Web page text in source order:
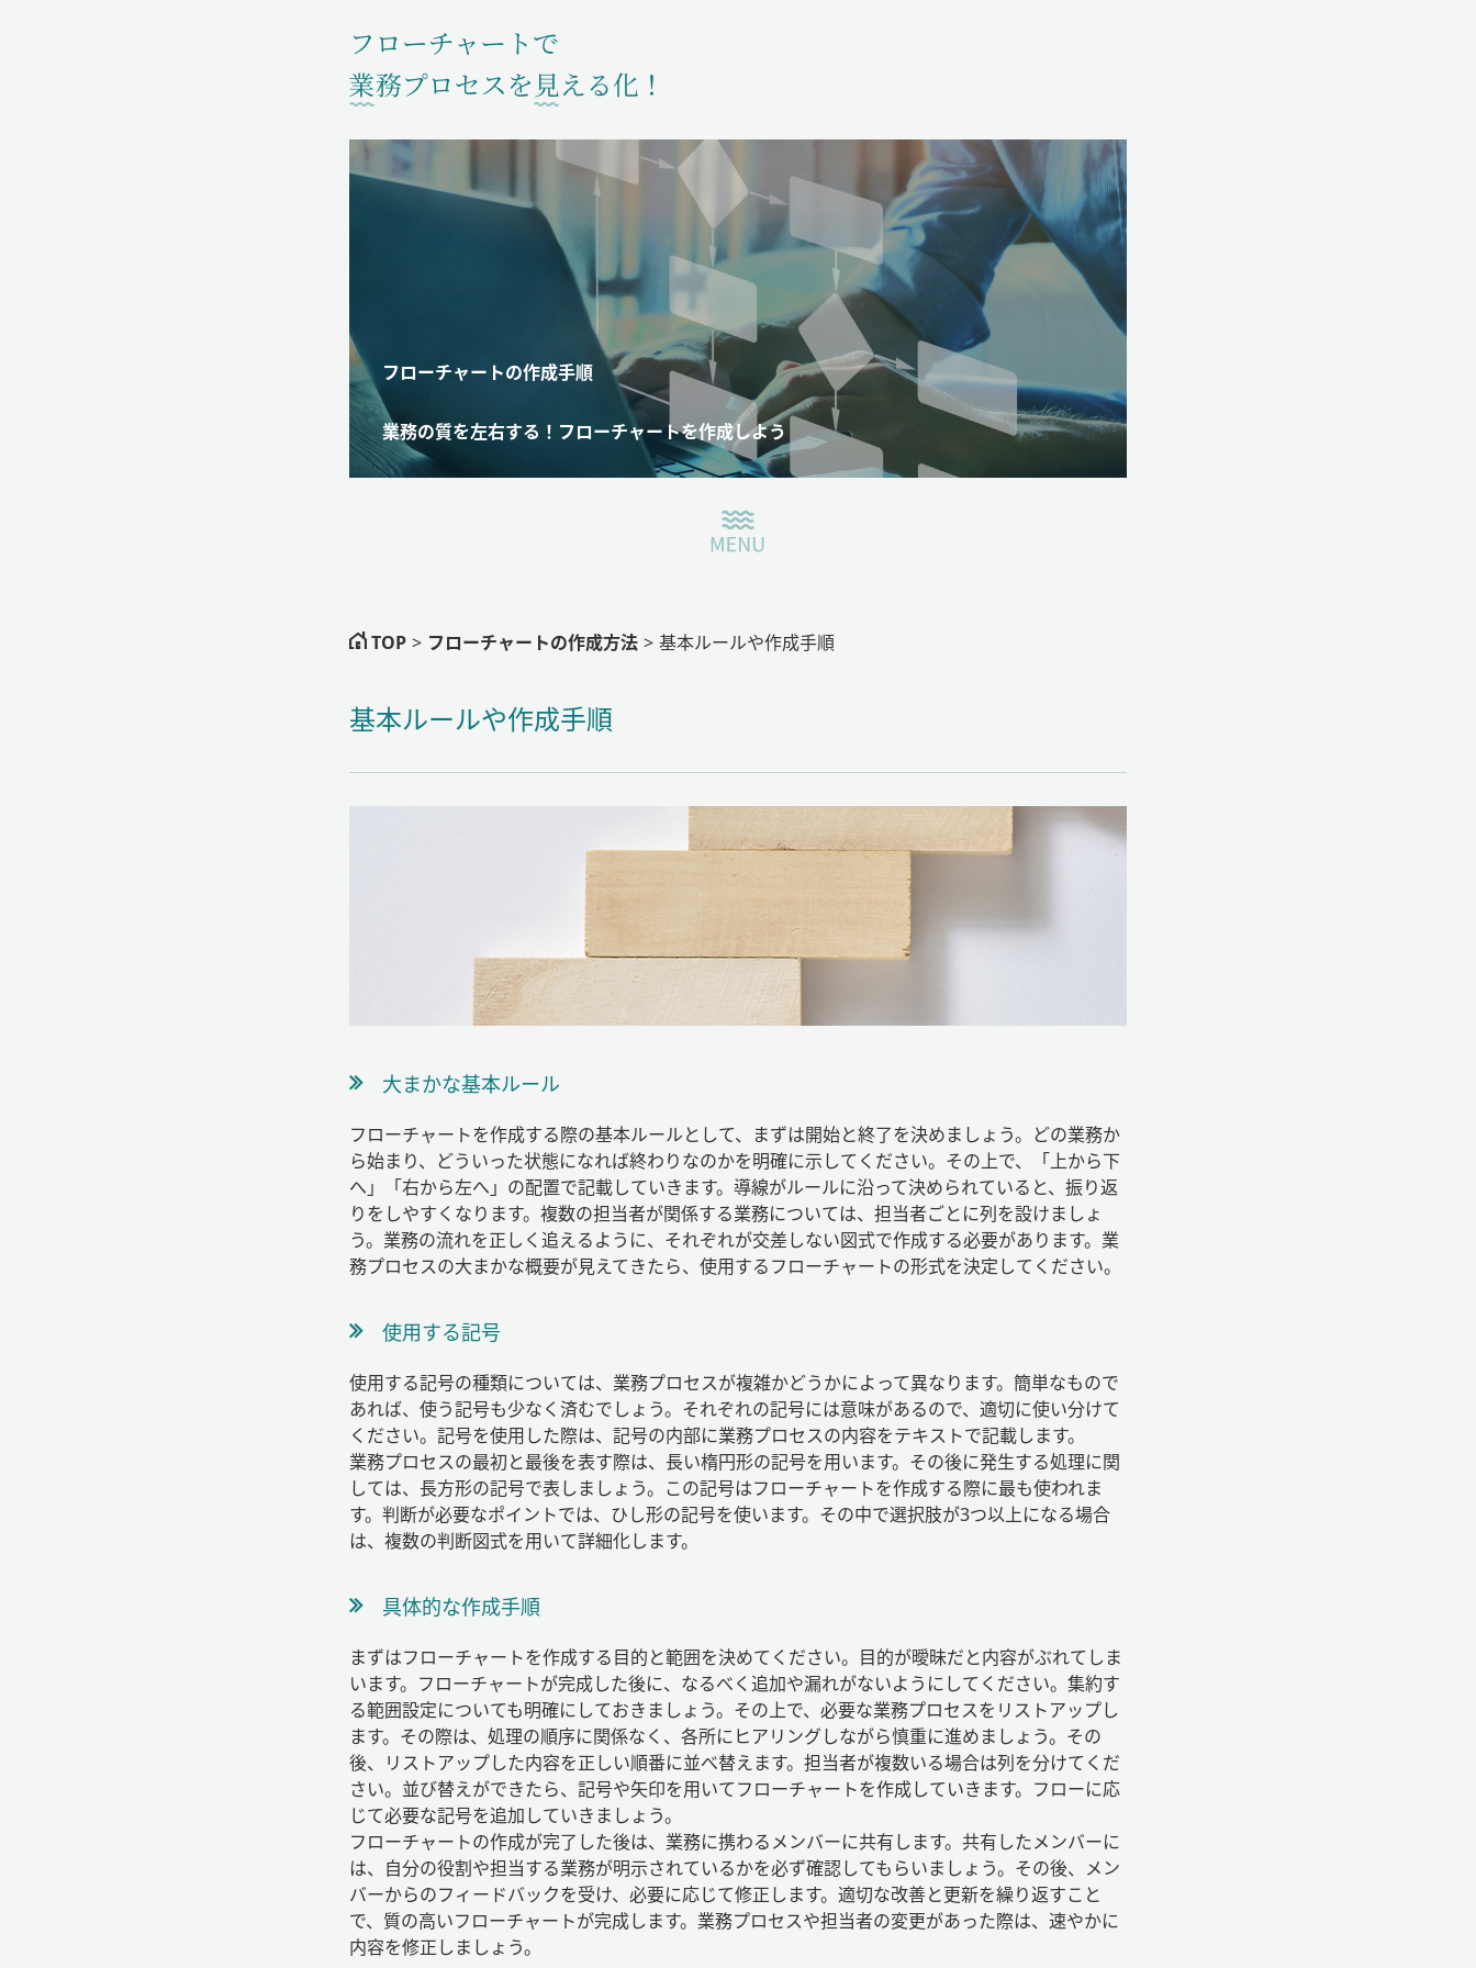
フローチャートの作成手順
業務の質を左右する！フローチャートを作成しよう
コンタクト
TOP > フローチャートの作成方法 > 基本ルールや作成手順
基本ルールや作成手順
大まかな基本ルール
フローチャートを作成する際の基本ルールとして、まずは開始と終了を決めましょう。どの業務か
ら始まり、どういった状態になれば終わりなのかを明確に示してください。その上で、「上から下
へ」「右から左へ」の配置で記載していきます。導線がルールに沿って決められていると、振り返
りをしやすくなります。複数の担当者が関係する業務については、担当者ごとに列を設けましょ
う。業務の流れを正しく追えるように、それぞれが交差しない図式で作成する必要があります。業
務プロセスの大まかな概要が見えてきたら、使用するフローチャートの形式を決定してください。
使用する記号
使用する記号の種類については、業務プロセスが複雑かどうかによって異なります。簡単なもので
あれば、使う記号も少なく済むでしょう。それぞれの記号には意味があるので、適切に使い分けて
ください。記号を使用した際は、記号の内部に業務プロセスの内容をテキストで記載します。
業務プロセスの最初と最後を表す際は、長い楕円形の記号を用います。その後に発生する処理に関
しては、長方形の記号で表しましょう。この記号はフローチャートを作成する際に最も使われま
す。判断が必要なポイントでは、ひし形の記号を使います。その中で選択肢が3つ以上になる場合
は、複数の判断図式を用いて詳細化します。
具体的な作成手順
まずはフローチャートを作成する目的と範囲を決めてください。目的が曖昧だと内容がぶれてしま
います。フローチャートが完成した後に、なるべく追加や漏れがないようにしてください。集約す
る範囲設定についても明確にしておきましょう。その上で、必要な業務プロセスをリストアップし
ます。その際は、処理の順序に関係なく、各所にヒアリングしながら慎重に進めましょう。その
後、リストアップした内容を正しい順番に並べ替えます。担当者が複数いる場合は列を分けてくだ
さい。並び替えができたら、記号や矢印を用いてフローチャートを作成していきます。フローに応
じて必要な記号を追加していきましょう。
フローチャートの作成が完了した後は、業務に携わるメンバーに共有します。共有したメンバーに
は、自分の役割や担当する業務が明示されているかを必ず確認してもらいましょう。その後、メン
バーからのフィードバックを受け、必要に応じて修正します。適切な改善と更新を繰り返すこと
で、質の高いフローチャートが完成します。業務プロセスや担当者の変更があった際は、速やかに
内容を修正しましょう。